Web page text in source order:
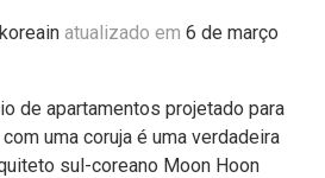
atualizado em 6 de março
de apartamentos projetado para
uma coruja é uma verdadeira
sul-coreano Moon Hoon